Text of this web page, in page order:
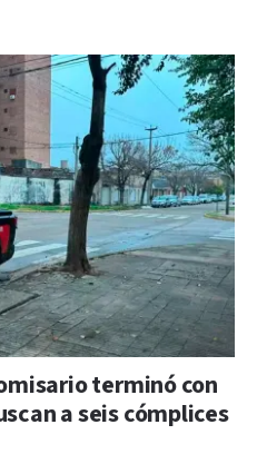
terminó con
a seis cómplices